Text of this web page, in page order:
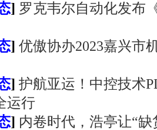
] 罗克韦尔自动化发布
] 优傲协办2023嘉兴市
] 护航亚运！中控技术
运行
] 内卷时代，浩亭让“缺